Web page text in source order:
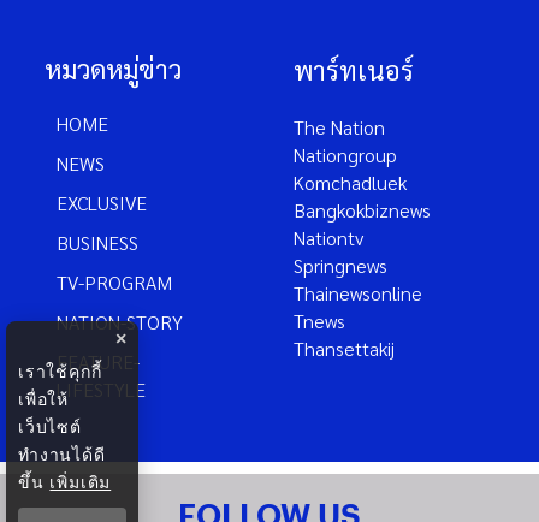
หมวดหมู่ข่าว
HOME
NEWS
EXCLUSIVE
BUSINESS
TV-PROGRAM
NATION-STORY
FEATURE-
LIFESTYLE
พาร์ทเนอร์
The Nation
Nationgroup
Komchadluek
Bangkokbiznews
Nationtv
Springnews
Thainewsonline
Tnews
Thansettakij
×
เราใช้คุกกี้
เพื่อให้
เว็บไซต์
ทำงานได้ดี
ขึ้น เพิ่มเติม